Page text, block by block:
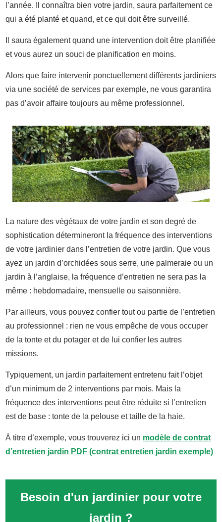
l’année. Il connaîtra bien votre jardin, saura parfaitement ce
qui a été planté et quand, et ce qui doit être surveillé.
Il saura également quand une intervention doit être planifiée
et vous aurez un souci de planification en moins.
Alors que faire intervenir ponctuellement différents jardiniers
via une société de services par exemple, ne vous garantira
pas d’avoir affaire toujours au même professionnel.
La nature des végétaux de votre jardin et son degré de
sophistication détermineront la fréquence des interventions
de votre jardinier dans l’entretien de votre jardin. Que vous
ayez un jardin d’orchidées sous serre, une palmeraie ou un
jardin à l’anglaise, la fréquence d’entretien ne sera pas la
même : hebdomadaire, mensuelle ou saisonnière.
Par ailleurs, vous pouvez confier tout ou partie de l’entretien
au professionnel : rien ne vous empêche de vous occuper
de la tonte et du potager et de lui confier les autres
missions.
Typiquement, un jardin parfaitement entretenu fait l’objet
d’un minimum de 2 interventions par mois. Mais la
fréquence des interventions peut être réduite si l’entretien
est de base : tonte de la pelouse et taille de la haie.
À titre d’exemple, vous trouverez ici un modèle de contrat
d’entretien jardin PDF (contrat entretien jardin exemple)
Besoin d'un jardinier pour votre
jardin ?